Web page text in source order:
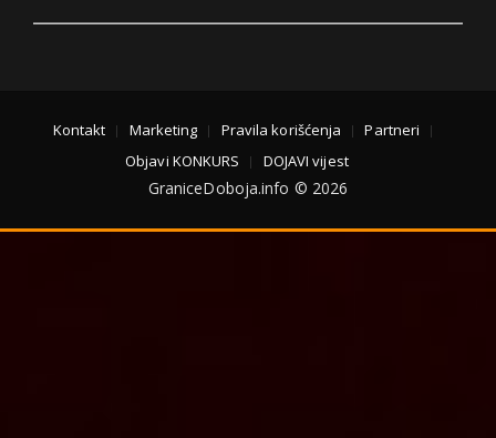
Kontakt Marketing Pravila korišćenja
Partneri
Objavi KONKURS
DOJAVI vijest
GraniceDoboja.info © 2026